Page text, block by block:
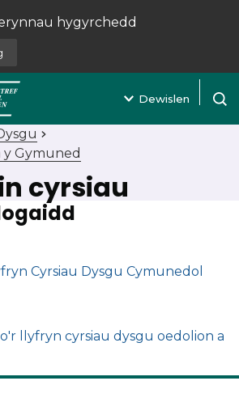
newydd)
hygyrchedd
Dewislen
Gymuned
cyrsiau
Cyrsiau Dysgu Cymunedol
newydd)
llyfryn cyrsiau dysgu oedolion a
newydd)